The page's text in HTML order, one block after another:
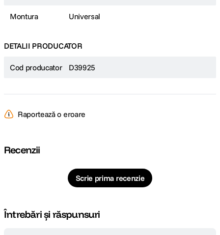
Montura Universal
DETALII PRODUCATOR
Cod producator D39925
Raportează o eroare
Recenzii
Scrie prima recenzie
Întrebări și răspunsuri